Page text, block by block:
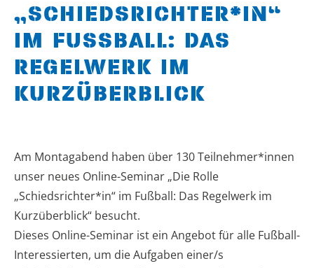
„SCHIEDSRICHTER*IN“
IM FUSSBALL: DAS
REGELWERK IM
KURZÜBERBLICK
Am Montagabend haben über 130 Teilnehmer*innen
unser neues Online-Seminar „Die Rolle
„Schiedsrichter*in“ im Fußball: Das Regelwerk im
Kurzüberblick“ besucht.
Dieses Online-Seminar ist ein Angebot für alle Fußball-
Interessierten, um die Aufgaben einer/s